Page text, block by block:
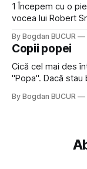
1 Începem cu o
vocea lui Robert
a dovedit că
dubioasă...) 2.
By Bogdan BUCUR
Copii popei
Cică cel mai des
"Popa". Dacă stau
Dexonline spune
By Bogdan BUCUR